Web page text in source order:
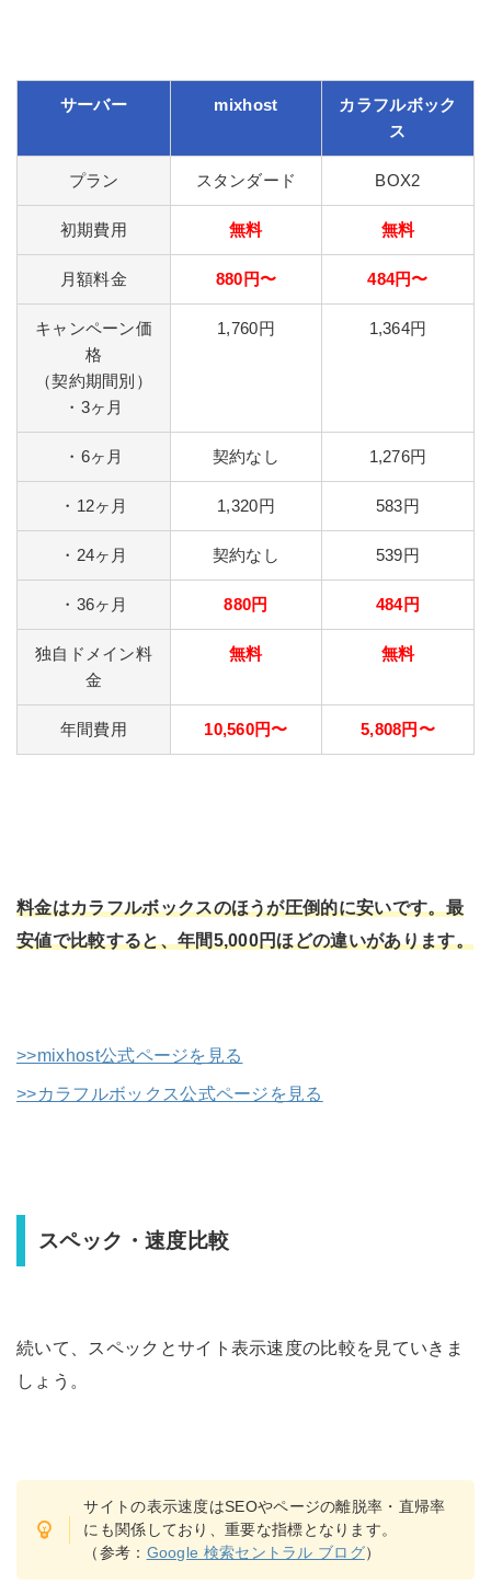
サーバー mixhost
カラフルボック
ス
プラン スタンダード BOX2
初期費用 無料 無料
月額料金 880円〜 484円〜
キャンペーン価
格
（契約期間別）
・3ヶ月
1,760円 1,364円
・6ヶ月 契約なし 1,276円
・12ヶ月 1,320円 583円
・24ヶ月 契約なし 539円
・36ヶ月 880円 484円
独自ドメイン料
金
無料 無料
年間費用 10,560円〜 5,808円〜
料金はカラフルボックスのほうが圧倒的に安いです。最
安値で比較すると、年間5,000円ほどの違いがあります。
>>mixhost公式ページを見る
>>カラフルボックス公式ページを見る
スペック・速度比較
続いて、スペックとサイト表示速度の比較を見ていきま
しょう。
サイトの表示速度はSEOやページの離脱率・直帰率
にも関係しており、重要な指標となります。
（参考： Google 検索セントラル ブログ）